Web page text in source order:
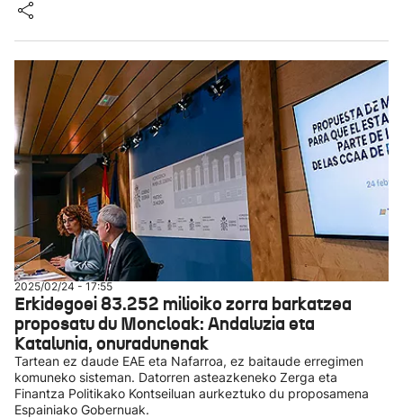
2025/02/24 - 17:55
Erkidegoei 83.252 milioiko zorra barkatzea
proposatu du Moncloak: Andaluzia eta
Katalunia, onuradunenak
Tartean ez daude EAE eta Nafarroa, ez baitaude erregimen
komuneko sisteman. Datorren asteazkeneko Zerga eta
Finantza Politikako Kontseiluan aurkeztuko du proposamena
Espainiako Gobernuak.